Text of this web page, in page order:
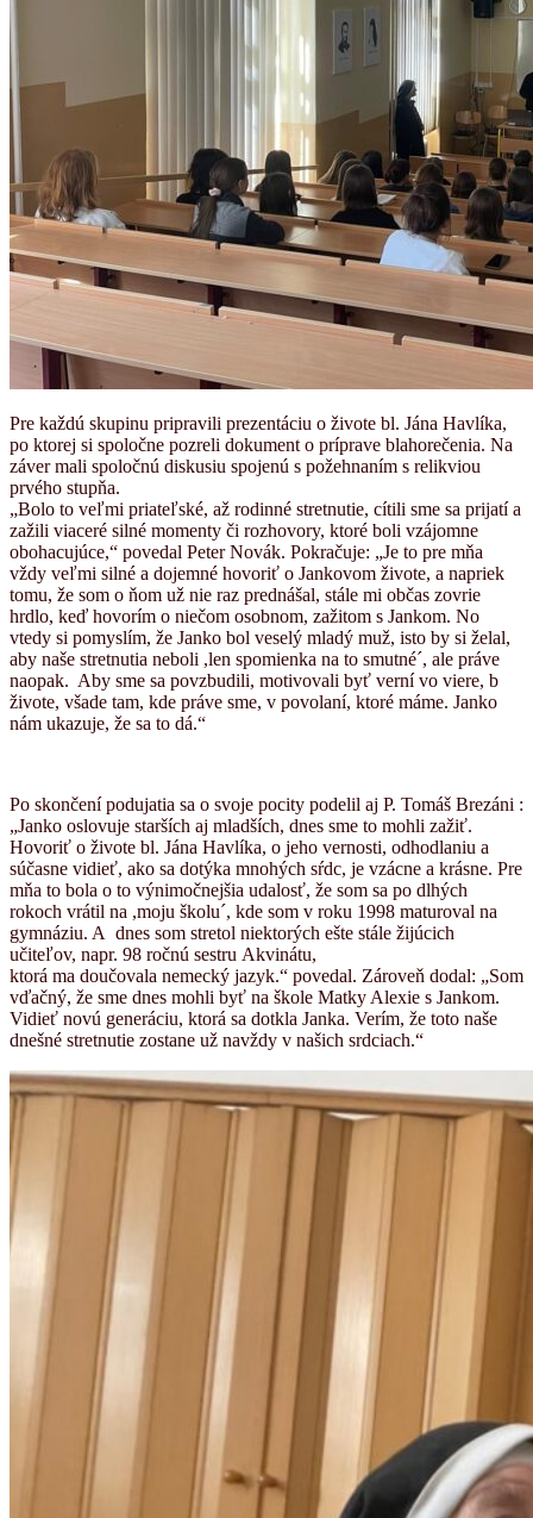
Pre každú skupinu pripravili prezentáciu o živote bl. Jána Havlíka,
po ktorej si spoločne pozreli dokument o príprave blahorečenia. Na
záver mali spoločnú diskusiu spojenú s požehnaním s relikviou
prvého stupňa.
„Bolo to veľmi priateľské, až rodinné stretnutie, cítili sme sa prijatí a
zažili viaceré silné momenty či rozhovory, ktoré boli vzájomne
obohacujúce,“ povedal Peter Novák. Pokračuje: „Je to pre mňa
vždy veľmi silné a dojemné hovoriť o Jankovom živote, a napriek
tomu, že som o ňom už nie raz prednášal, stále mi občas zovrie
hrdlo, keď hovorím o niečom osobnom, zažitom s Jankom. No
vtedy si pomyslím, že Janko bol veselý mladý muž, isto by si želal,
aby naše stretnutia neboli ,len spomienka na to smutné´, ale práve
naopak. Aby sme sa povzbudili, motivovali byť verní vo viere, b
živote, všade tam, kde práve sme, v povolaní, ktoré máme. Janko
nám ukazuje, že sa to dá.“
Po skončení podujatia sa o svoje pocity podelil aj P. Tomáš Brezáni :
„Janko oslovuje starších aj mladších, dnes sme to mohli zažiť.
Hovoriť o živote bl. Jána Havlíka, o jeho vernosti, odhodlaniu a
súčasne vidieť, ako sa dotýka mnohých sŕdc, je vzácne a krásne. Pre
mňa to bola o to výnimočnejšia udalosť, že som sa po dlhých
rokoch vrátil na ,moju školu´, kde som v roku 1998 maturoval na
gymnáziu. A dnes som stretol niektorých ešte stále žijúcich
učiteľov, napr. 98 ročnú sestru Akvinátu,
ktorá ma doučovala nemecký jazyk.“ povedal. Zároveň dodal: „Som
vďačný, že sme dnes mohli byť na škole Matky Alexie s Jankom.
Vidieť novú generáciu, ktorá sa dotkla Janka. Verím, že toto naše
dnešné stretnutie zostane už navždy v našich srdciach.“